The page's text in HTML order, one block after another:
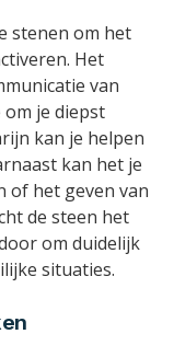
stenen om het
Het
van
je diepst
kan je helpen
kan het je
of het geven van
de steen het
om duidelijk
situaties.